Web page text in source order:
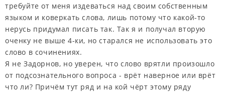
требуйте от меня издеваться над своим собственным
языком и коверкать слова, лишь потому что какой-то
нерусь придумал писать так. Так я и получал вторую
оченку не выше 4-ки, но старался не использовать это
слово в сочинениях.
Я не Задорнов, но уверен, что слово врятли произошло
от подсознательного вопроса - врёт наверное или врёт
что ли? Причём тут ряд и на кой чёрт этому ряду